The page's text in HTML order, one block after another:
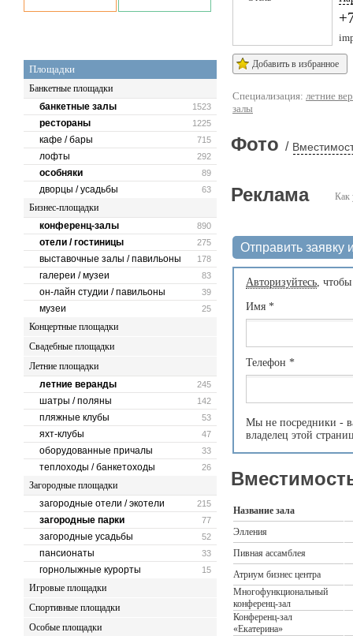
Площадки
Банкетные площадки
1523
банкетные залы
1225
рестораны
715
кафе / бары
292
лофты
89
особняки
63
дворцы / усадьбы
Бизнес-площадки
890
конференц-залы
275
отели / гостиницы
178
выставочные залы / павильоны
83
галереи / музеи
39
он-лайн студии / павильоны
25
музеи
Концертные площадки
Свадебные площадки
Летние площадки
245
летние веранды
142
шатры / поляны
53
пляжные клубы
47
яхт-клубы
33
оборудованные причалы
26
теплоходы / банкетоходы
Загородные площадки
215
загородные отели / экотели
77
загородные парки
52
загородные усадьбы
33
пансионаты
15
горнолыжные курорты
Игровые площадки
Спортивные площадки
Особые площадки
Добавить в избранное
Специализация: летние
залы
Фото /
Как
Реклама
Отправить заявку
Авторизуйтесь,
Имя *
Телефон *
Мы не посредники -
владелец этой
Название зала
Элления
Пивная ассамблея
Атриум бизнес центра
Многофункциональный
конференц-зал
Конференц-зал
«Екатерина»